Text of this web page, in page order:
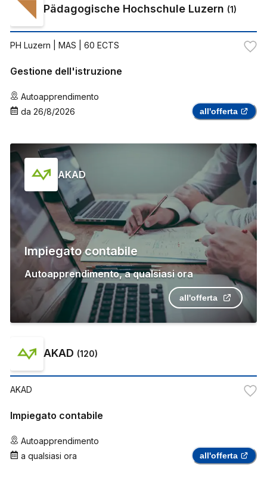
Pädagogische Hochschule Luzern (1)
PH Luzern | MAS | 60 ECTS
Gestione dell'istruzione
Autoapprendimento
da 26/8/2026 all'offerta
AKAD
Impiegato contabile
Autoapprendimento,a qualsiasi ora
all'offerta
AKAD (120)
AKAD
Impiegato contabile
Autoapprendimento
a qualsiasi ora
all'offerta